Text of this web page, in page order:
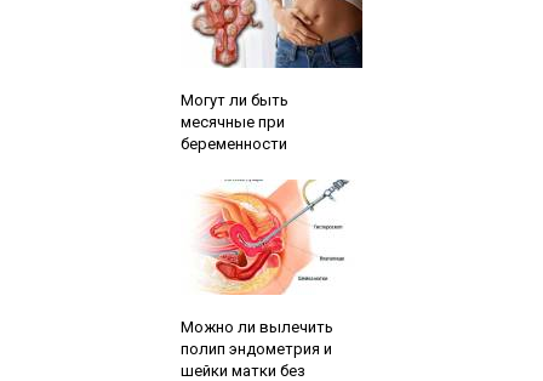
Могут ли быть
месячные при
беременности
Можно ли вылечить
полип эндометрия и
шейки матки без